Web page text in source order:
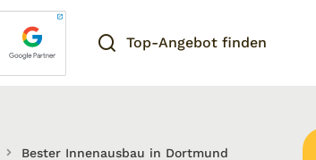
Top-Angebot finden
Bester Innenausbau in Dortmund